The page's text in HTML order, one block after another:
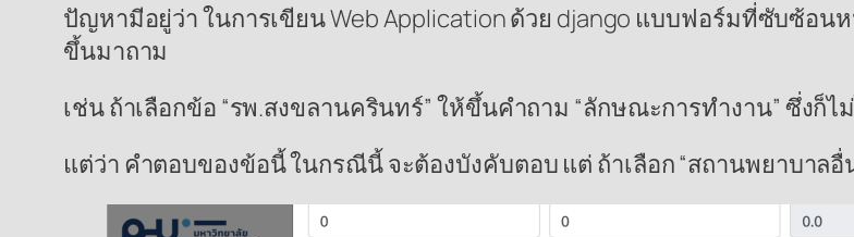
ปัญหามีอยู่ว่า ในการเขียน Web Application ด้วย django แบบฟอร์มที่ซับซ้อ
ขึ้นมาถาม
เช่น ถ้าเลือกข้อ “รพ.สงขลานครินทร์” ให้ขึ้นคำถาม “ลักษณะการทำงาน” ซึ่งก็ไ
แต่ว่า คำตอบของข้อนี้ ในกรณีนี้ จะต้องบังคับตอบ แต่ ถ้าเลือก “สถานพยาบาลอื่